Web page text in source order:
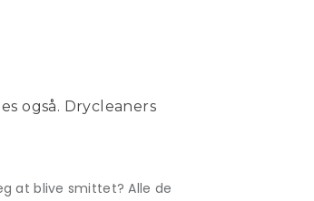
også. Drycleaners
at blive smittet? Alle de